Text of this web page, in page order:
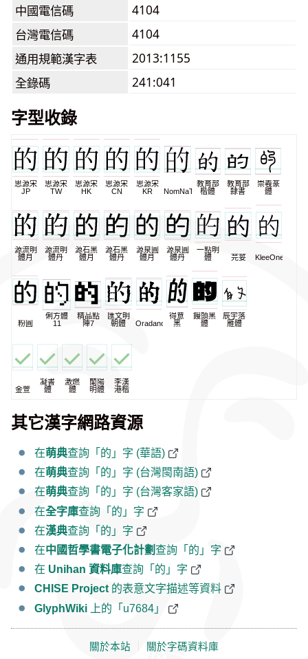
中國電信碼
4104
台灣電信碼
4104
通用規範漢字表
2013:1155
全錄碼
241:041
字型收錄
思源宋
JP
思源宋
TW
思源宋
HK
思源宋
CN
思源宋
KR
NomNaTong
教育部
楷體
教育部
隸書
崇羲篆
體
源流明
體月
源流明
體丹
源石黑
體月
源石黑
體丹
源泉圓
體月
源泉圓
體丹
一點明
體
芫荽 KleeOne
粉圓
俐方體
11
精品點
陣7
匯文明
朝體
Oradano
得意
黑
饅頭黑
體
辰宇落
雁體
金萱
凝書
體
激燃
體
蘭陽
明體
李漢
港楷
其它漢字網路資源
在萌典查詢「的」字 (華語)
在萌典查詢「的」字 (台灣閩南語)
在萌典查詢「的」字 (台灣客家語)
在全字庫查詢「的」字
在漢典查詢「的」字
在中國哲學書電子化計劃查詢「的」字
在 Unihan 資料庫查詢「的」字
CHISE Project 的表意文字描述等資料
GlyphWiki 上的「u7684」
關於本站 關於字碼資料庫